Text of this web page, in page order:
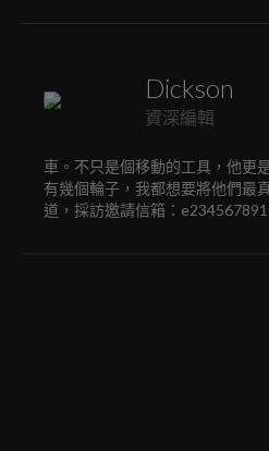
Dickson
資深編輯
車。不只是個移動的工具，他更
有幾個輪子，我都想要將他們最
道，採訪邀請信箱：